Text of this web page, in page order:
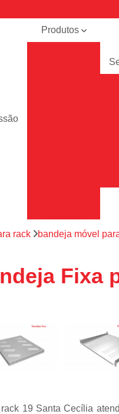
Produtos
Mobiliário
Rack para
servidor
rack bandeja móvel
Fixa
19 Santa Cecília